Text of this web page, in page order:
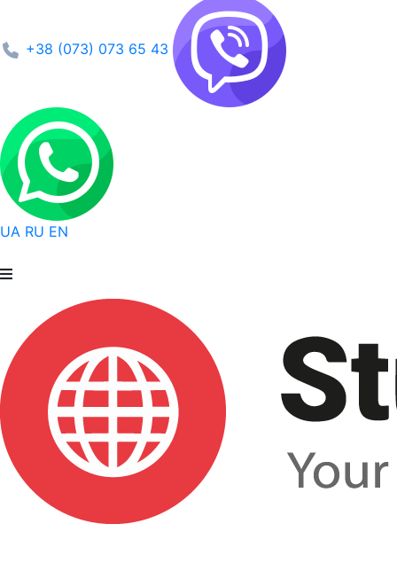
+38 (073) 073 65 43
UA RU EN